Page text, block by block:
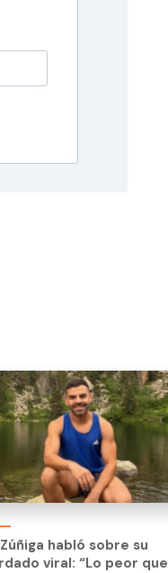
habló sobre su
viral: “Lo peor que